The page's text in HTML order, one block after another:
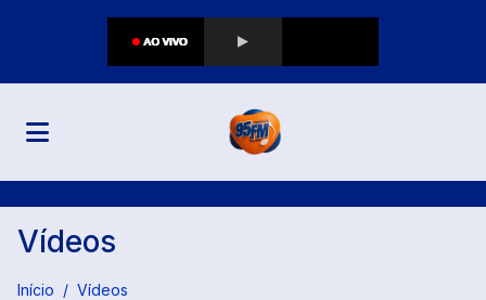
Vídeos
Início Vídeos